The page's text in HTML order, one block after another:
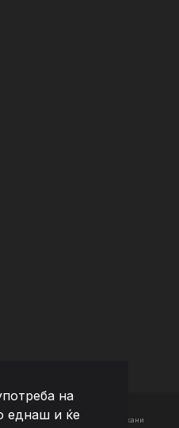
на
еднаш и ќе
Macedonia - Сите права задржани